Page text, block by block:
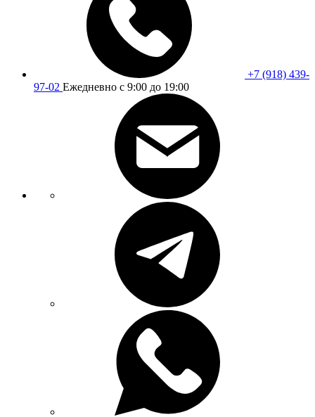
+7 (918) 439-
97-02 Ежедневно с 9:00 до 19:00